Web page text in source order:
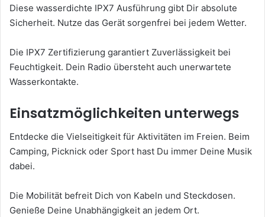
Diese wasserdichte IPX7 Ausführung gibt Dir absolute
Sicherheit. Nutze das Gerät sorgenfrei bei jedem Wetter.
Die IPX7 Zertifizierung garantiert Zuverlässigkeit bei
Feuchtigkeit. Dein Radio übersteht auch unerwartete
Wasserkontakte.
Einsatzmöglichkeiten unterwegs
Entdecke die Vielseitigkeit für Aktivitäten im Freien. Beim
Camping, Picknick oder Sport hast Du immer Deine Musik
dabei.
Die Mobilität befreit Dich von Kabeln und Steckdosen.
Genieße Deine Unabhängigkeit an jedem Ort.